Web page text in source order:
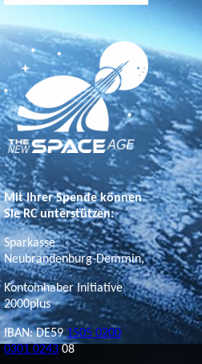
Mit Ihrer Spende können
Sie RC unterstützen:
Sparkasse
Neubrandenburg-Demmin,
Kontoinhaber Initiative
2000plus
IBAN: DE591505 0200
0301 0243 08